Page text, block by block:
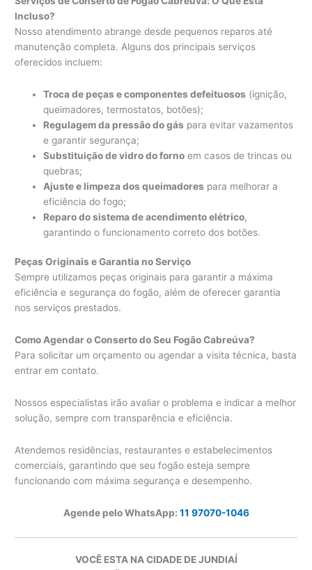
Incluso?
Nosso atendimento abrange desde pequenos reparos até
manutenção completa. Alguns dos principais serviços
oferecidos incluem:
Troca de peças e componentes defeituosos (ignição,
queimadores, termostatos, botões);
Regulagem da pressão do gás para evitar vazamentos
e garantir segurança;
Substituição de vidro do forno em casos de trincas ou
quebras;
Ajuste e limpeza dos queimadores para melhorar a
eficiência do fogo;
Reparo do sistema de acendimento elétrico,
garantindo o funcionamento correto dos botões.
Peças Originais e Garantia no Serviço
Sempre utilizamos peças originais para garantir a máxima
eficiência e segurança do fogão, além de oferecer garantia
nos serviços prestados.
Como Agendar o Conserto do Seu Fogão Cabreúva?
Para solicitar um orçamento ou agendar a visita técnica, basta
entrar em contato.
Nossos especialistas irão avaliar o problema e indicar a melhor
solução, sempre com transparência e eficiência.
Atendemos residências, restaurantes e estabelecimentos
comerciais, garantindo que seu fogão esteja sempre
funcionando com máxima segurança e desempenho.
Agende pelo WhatsApp: 11 97070-1046
VOCÊ ESTA NA CIDADE DE JUNDIAÍ